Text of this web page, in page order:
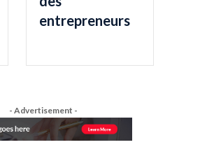
entrepreneurs
- Advertisement -